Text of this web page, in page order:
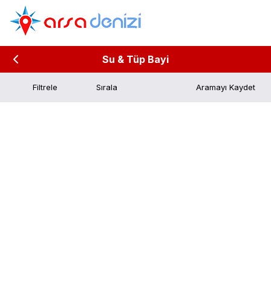
Su & Tüp Bayi
Filtrele Aramayı Kaydet